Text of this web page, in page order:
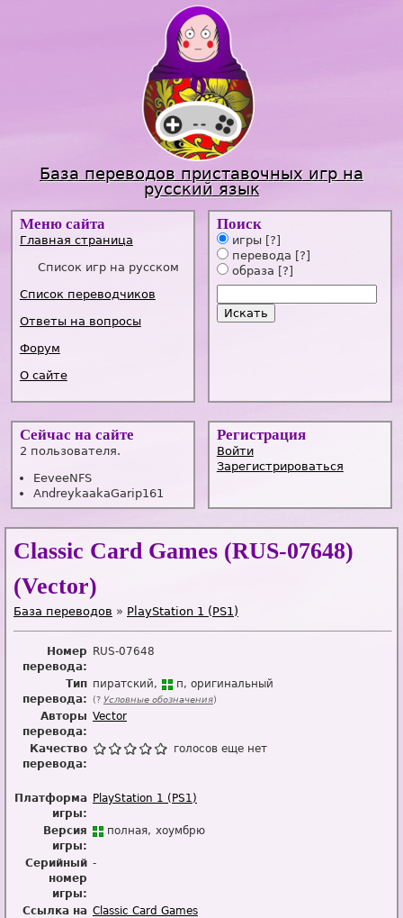
Jump to navigation
База переводов приставочных игр на
русский язык
Меню сайта
Главная страница
Список игр на русском
Список переводчиков
Ответы на вопросы
Форум
О сайте
Поиск
игры [?]
перевода [?]
образа [?]
Сейчас на сайте
2 пользователя.
EeveeNFS
AndreykaakaGarip161
Регистрация
Войти
Зарегистрироваться
Classic Card Games (RUS-07648)
(Vector)
База переводов » PlayStation 1 (PS1)
Номер
перевода:
RUS-07648
Тип
перевода:
пиратский п оригинальный
(? Условные обозначения)
Авторы
перевода:
Vector
Качество
перевода:
голосов еще нет
Платформа
игры:
PlayStation 1 (PS1)
Версия
игры:
полная хоумбрю
Серийный
номер
игры:
-
Ссылка на Classic Card Games